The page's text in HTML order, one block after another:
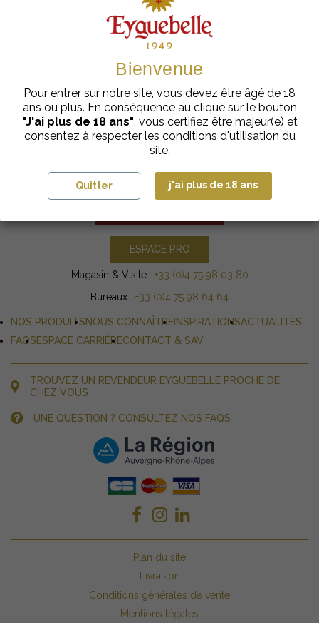
Votre adresse email sera utilisée uniquement pour vous envoyer nos
newsletters et offres promotionnelles. Vous pouvez vous désabonner à tout
moment en utilisant le lien de désabonnement intégré à la newsletter. Pour
en savoir plus sur l'utilisation de vos données personnelles,
Domaine Eyguebelle
3 chemin de la Méjeonne
26230 VALAURIE
ESPACE PRO
Magasin & Visite : +33 (0)4 75 98 03 80
Bureaux : +33 (0)4 75 98 64 64
NOS PRODUITSNOUS CONNAÎTRE INSPIRATIONSACTUALITÉS
FAQSESPACE CARRIÈRECONTACT & SAV
TROUVEZ UN REVENDEUR EYGUEBELLE PROCHE DE
CHEZ VOUS
UNE QUESTION ? CONSULTEZ NOS FAQS
Plan du site
Livraison
Conditions générales de vente
Mentions légales
Bienvenue
Pour entrer sur notre site, vous devez être âgé de 18
ans ou plus. En conséquence au clique sur le bouton
"J'ai plus de 18 ans", vous certifiez être majeur(e) et
consentez à respecter les conditions d'utilisation du
site.
Quitter j'ai plus de 18 ans